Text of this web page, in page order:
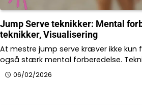
Jump Serve teknikker: Mental
teknikker, Visualisering
At mestre jump serve kræver ikke
også stærk mental forberedelse.
06/02/2026